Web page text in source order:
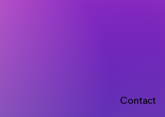
Contact